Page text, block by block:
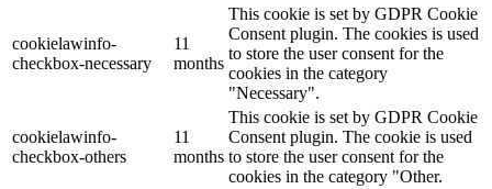
cookielawinfo-
checkbox-necessary
11
months
This cookie is set by GDPR Cookie
Consent plugin. The cookies is used
to store the user consent for the
cookies in the category
"Necessary".
cookielawinfo-
checkbox-others
11
months
This cookie is set by GDPR Cookie
Consent plugin. The cookie is used
to store the user consent for the
cookies in the category "Other.